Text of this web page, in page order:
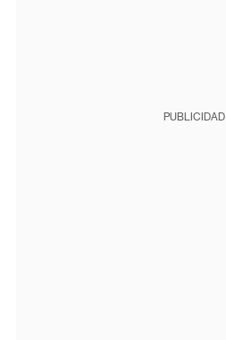
PUBLICIDAD